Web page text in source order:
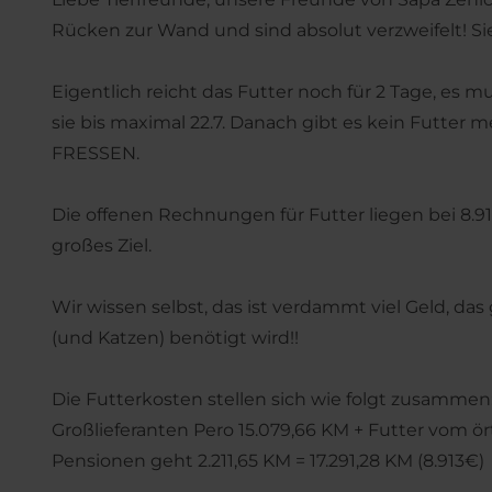
Rücken zur Wand und sind absolut verzweifelt!
Eigentlich reicht das Futter noch für 2 Tage, es
sie bis maximal 22.7. Danach gibt es kein Futter
FRESSEN.
Die offenen Rechnungen für Futter liegen bei
großes Ziel.
Wir wissen selbst, das ist verdammt viel Geld,
(und Katzen) benötigt wird!!
Die Futterkosten stellen sich wie folgt
Großlieferanten Pero 15.079,66 KM + Futter vom
Pensionen geht 2.211,65 KM = 17.291,28 KM (8.913€)